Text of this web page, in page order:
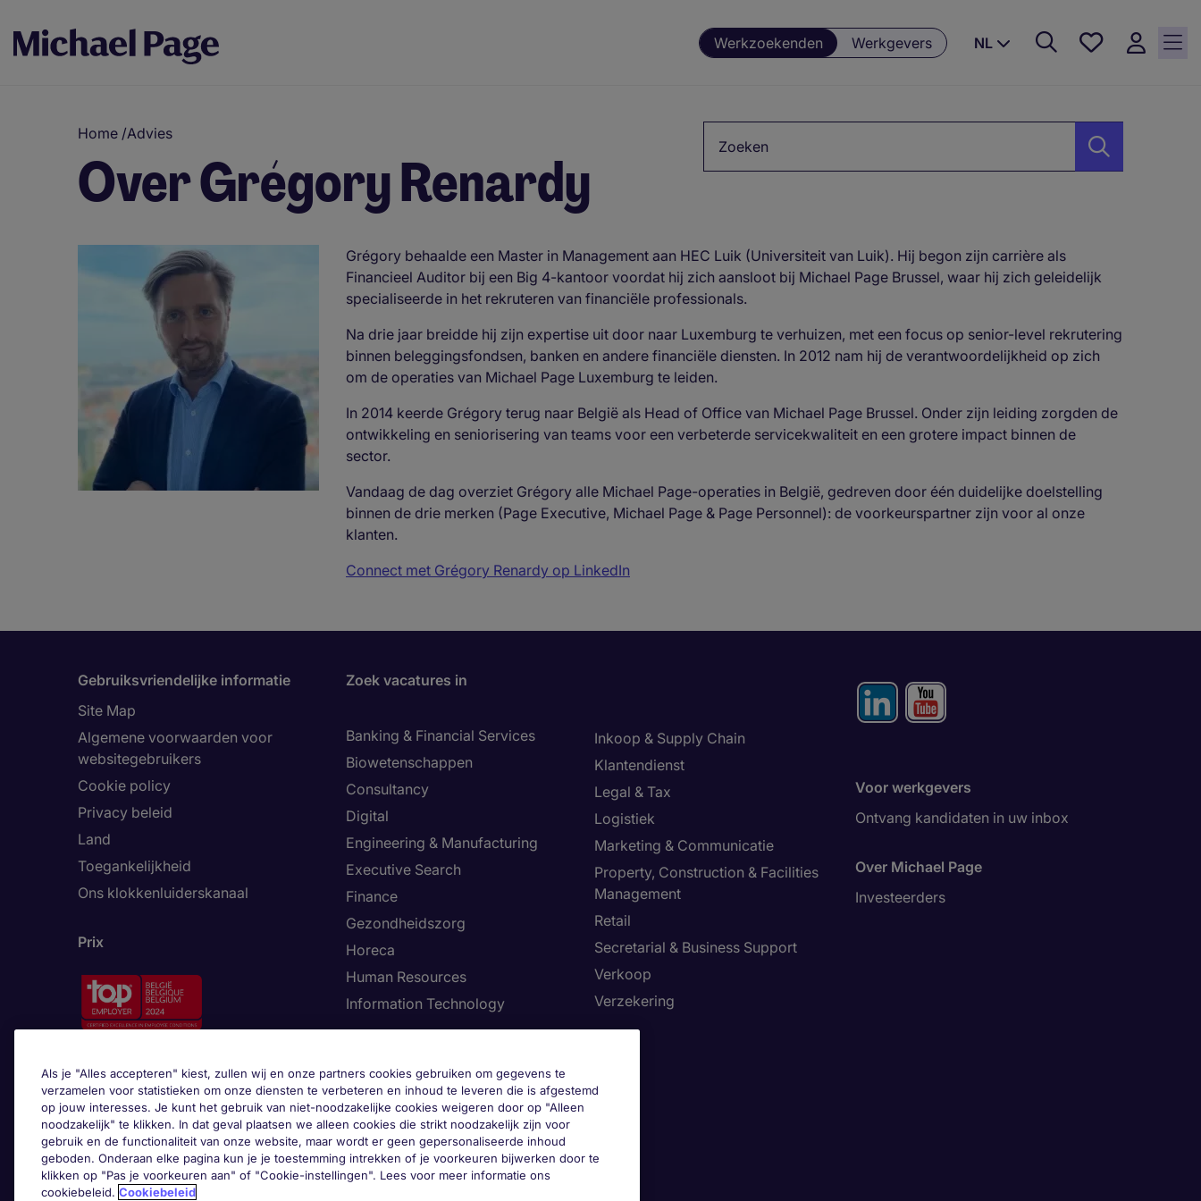
Werkzoekenden Werkgevers NL
Favorieten,
Home /Advies
Over Grégory Renardy
Grégory behaalde een Master in Management aan HEC Luik (Universiteit van Luik). Hij begon zijn carrière als
Financieel Auditor bij een Big 4-kantoor voordat hij zich aansloot bij Michael Page Brussel, waar hij zich geleidelijk
specialiseerde in het rekruteren van financiële professionals.
Na drie jaar breidde hij zijn expertise uit door naar Luxemburg te verhuizen, met een focus op senior-level rekrutering
binnen beleggingsfondsen, banken en andere financiële diensten. In 2012 nam hij de verantwoordelijkheid op zich
om de operaties van Michael Page Luxemburg te leiden.
In 2014 keerde Grégory terug naar België als Head of Office van Michael Page Brussel. Onder zijn leiding zorgden de
ontwikkeling en seniorisering van teams voor een verbeterde servicekwaliteit en een grotere impact binnen de
sector.
Vandaag de dag overziet Grégory alle Michael Page-operaties in België, gedreven door één duidelijke doelstelling
binnen de drie merken (Page Executive, Michael Page & Page Personnel): de voorkeurspartner zijn voor al onze
klanten.
Connect met Grégory Renardy op LinkedIn
Gebruiksvriendelijke informatie
Site Map
Algemene voorwaarden voor
websitegebruikers
Cookie policy
Privacy beleid
Land
Toegankelijkheid
Ons klokkenluiderskanaal
Prix
Zoek vacatures in
Banking & Financial Services
Biowetenschappen
Consultancy
Digital
Engineering & Manufacturing
Executive Search
Finance
Gezondheidszorg
Horeca
Human Resources
Information Technology
Inkoop & Supply Chain
Klantendienst
Legal & Tax
Logistiek
Marketing & Communicatie
Property, Construction & Facilities
Management
Retail
Secretarial & Business Support
Verkoop
Verzekering
Voor werkgevers
Ontvang kandidaten in uw inbox
Over Michael Page
Investeerders
Als je "Alles accepteren" kiest, zullen wij en onze partners cookies gebruiken om gegevens te
verzamelen voor statistieken om onze diensten te verbeteren en inhoud te leveren die is afgestemd
op jouw interesses. Je kunt het gebruik van niet-noodzakelijke cookies weigeren door op "Alleen
noodzakelijk" te klikken. In dat geval plaatsen we alleen cookies die strikt noodzakelijk zijn voor
gebruik en de functionaliteit van onze website, maar wordt er geen gepersonaliseerde inhoud
geboden. Onderaan elke pagina kun je je toestemming intrekken of je voorkeuren bijwerken door te
klikken op "Pas je voorkeuren aan" of "Cookie-instellingen". Lees voor meer informatie ons
cookiebeleid. Cookiebeleid